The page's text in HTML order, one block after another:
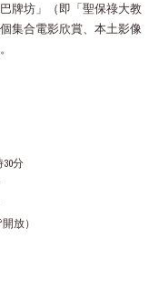
牌坊」（即「聖保祿大教
集合電影欣賞、本土影像
分
放）